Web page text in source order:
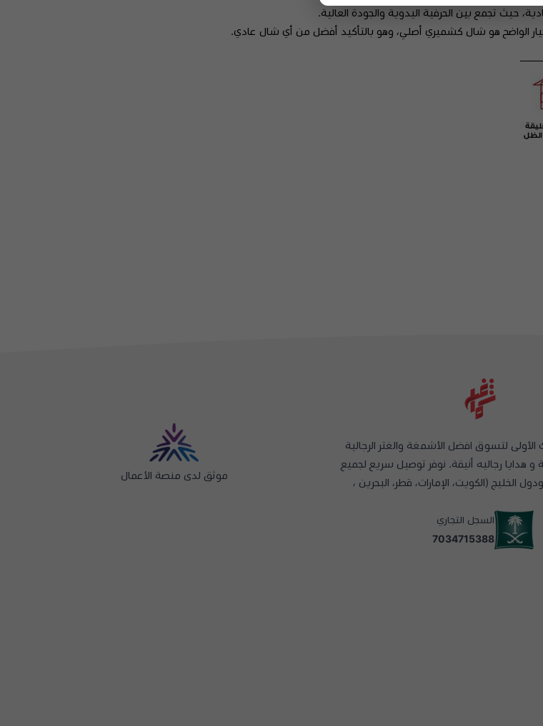
حيث تجمع بين الحرفية اليدوية والجودة العالية.
الواضح هو شال كشميري أصلي، وهو بالتأكيد أفضل من أي شال عادي.
لتسوق افضل الأشمغة والغتر الرجالية
و هدايا رجاليه أنيقة. نوفر توصيل سريع لجميع
الخليج (الكويت، الإمارات، قطر، البحرين ،
السجل التجاري
7034715388
موثق لدى منصة الأعمال